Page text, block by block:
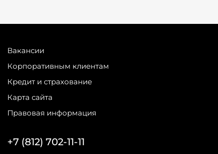
Вакансии
Корпоративным клиентам
Кредит и страхование
Карта сайта
Правовая информация
+7 (812) 702-11-11